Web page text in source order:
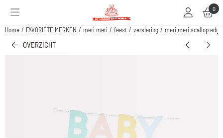
Cookievoorkeuren zijn beschikbaar. Kies instellingen of sta alle cookies toe.0
Home / FAVORIETE MERKEN / meri meri / feest / versiering / meri meri scallop
OVERZICHT